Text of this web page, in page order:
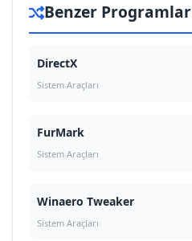
Benzer Programlar
DirectX
Sistem Araçları
FurMark
Sistem Araçları
Winaero Tweaker
Sistem Araçları